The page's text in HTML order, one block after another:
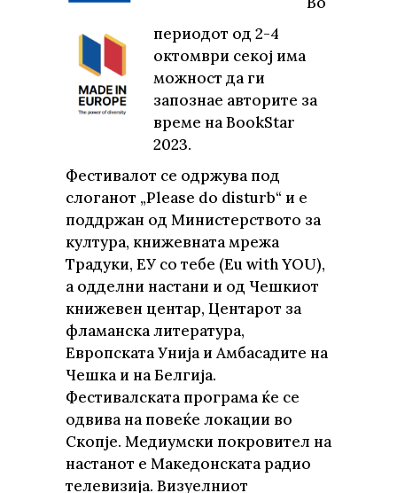
периодот од 2-4
октомври секој има
можност да ги
запознае авторите за
време на BookStar
2023.
Фестивалот се одржува под
слоганот „Please do disturb“ и е
поддржан од Министерството за
култура, книжевната мрежа
Традуки, ЕУ со тебе (Eu with YOU),
а одделни настани и од Чешкиот
книжевен центар, Центарот за
фламанска литература,
Европската Унија и Амбасадите на
Чешка и на Белгија.
Фестивалската програма ќе се
одвива на повеќе локации во
Скопје. Медиумски покровител на
настанот е Македонската радио
телевизија. Визуелниот